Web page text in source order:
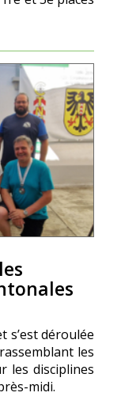
s’est déroulée
les
les disciplines
midi.